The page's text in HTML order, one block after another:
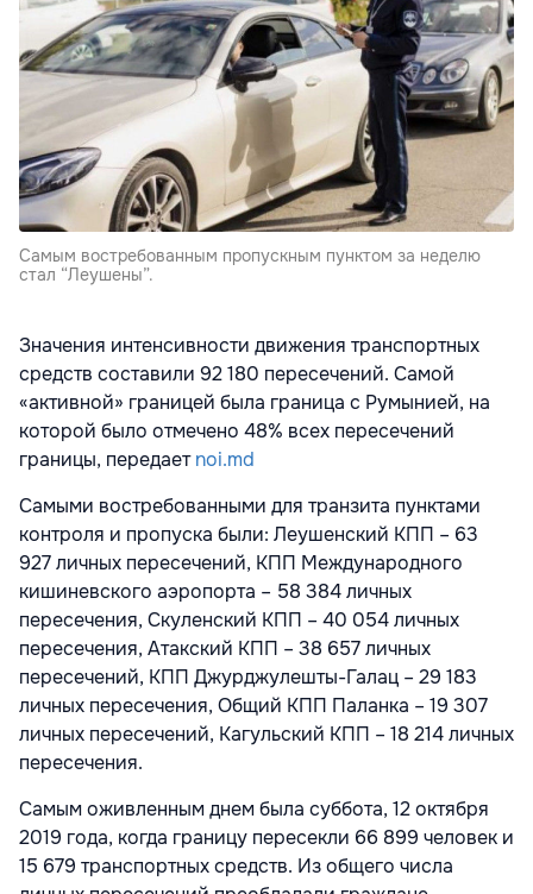
Самым востребованным пропускным пунктом за неделю
стал “Леушены”.
Значения интенсивности движения транспортных
средств составили 92 180 пересечений. Самой
«активной» границей была граница с Румынией, на
которой было отмечено 48% всех пересечений
границы, передаетnoi.md
Самыми востребованными для транзита пунктами
контроля и пропуска были: Леушенский КПП – 63
927 личных пересечений, КПП Международного
кишиневского аэропорта – 58 384 личных
пересечения, Скуленский КПП – 40 054 личных
пересечения, Атакский КПП – 38 657 личных
пересечений, КПП Джурджулешты-Галац – 29 183
личных пересечения, Общий КПП Паланка – 19 307
личных пересечений, Кагульский КПП – 18 214 личных
пересечения.
Самым оживленным днем была суббота, 12 октября
2019 года, когда границу пересекли 66 899 человек и
15 679 транспортных средств. Из общего числа